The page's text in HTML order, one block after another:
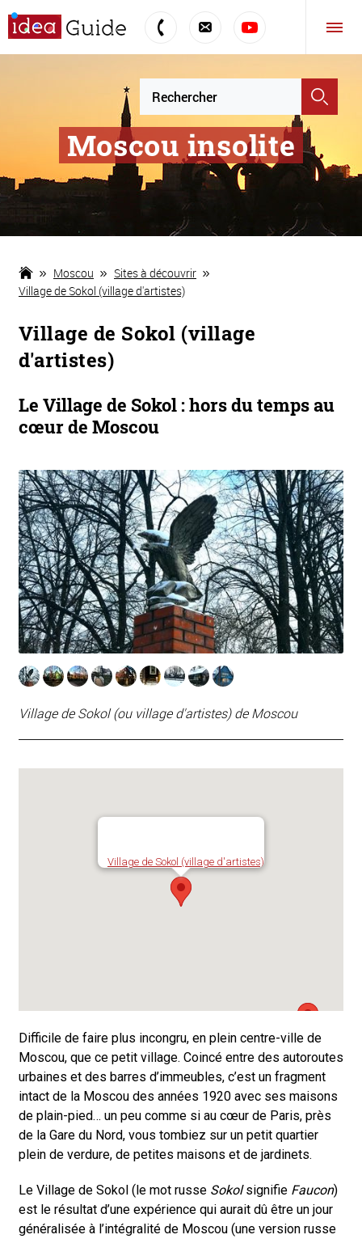
Moscou insolite
Moscou
Sites à découvrir
Village de Sokol (village d'artistes)
Village de Sokol (village
d'artistes)
Le Village de Sokol : hors du temps au
cœur de Moscou
Village de Sokol (ou village d'artistes) de Moscou
Village de Sokol (village d'artistes)
Difficile de faire plus incongru, en plein centre-ville de
Moscou, que ce petit village. Coincé entre des autoroutes
urbaines et des barres d’immeubles, c’est un fragment
intact de la Moscou des années 1920 avec ses maisons
de plain-pied… un peu comme si au cœur de Paris, près
de la Gare du Nord, vous tombiez sur un petit quartier
plein de verdure, de petites maisons et de jardinets.
Le Village de Sokol (le mot russe Sokolsignifie Faucon)
est le résultat d’une expérience qui aurait dû être un jour
généralisée à l’intégralité de Moscou (une version russe